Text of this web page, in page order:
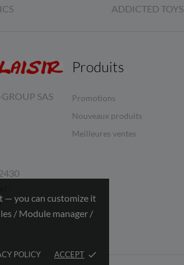
— you can customize it
/ Module manager /
POLICY ACCEPT done
ADDICTED TOYS
SAS
Produits
Promotions
Nouveaux produits
Meilleures ventes